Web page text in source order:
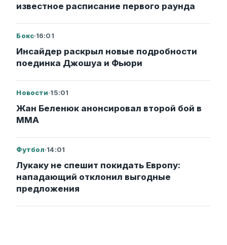
известное расписание первого раунда
Бокс·16:01
Инсайдер раскрыл новые подробности
поединка Джошуа и Фьюри
Новости·15:01
Жан Беленюк анонсировал второй бой в
ММА
Футбол·14:01
Лукаку не спешит покидать Европу:
нападающий отклонил выгодные
предложения